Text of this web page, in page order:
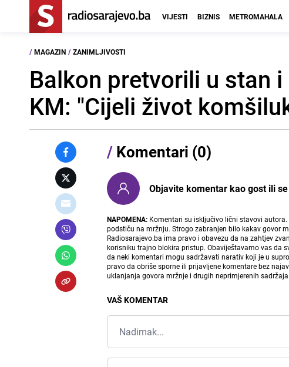
VIJESTI BIZNIS METROMAHALA
/ MAGAZIN / ZANIMLJIVOSTI
Balkon pretvorili u stan
KM: "Cijeli život
/ Komentari (0)
Objavite komentar kao gost ili
NAPOMENA: Komentari su isključivo lični stavovi
podstiču na mržnju. Strogo zabranjen bilo kakav govor
Radiosarajevo.ba ima pravo i obavezu da na zahtjev
korisniku trajno blokira pristup. Obaviještavamo vas da
da neki komentari mogu sadržavati narativ koji je u
pravo da obriše sporne ili prijavljene komentare bez
uklanjanja govora mržnje i drugih neprimjerenih
VAŠ KOMENTAR